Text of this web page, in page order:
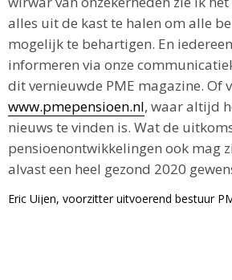
alles uit de kast te halen om alle
mogelijk te behartigen. En
informeren via onze
dit vernieuwde PME magazine. Of
www.pmepensioen.nl, waar altijd
nieuws te vinden is. Wat de
pensioenontwikkelingen ook mag
alvast een heel gezond 2020
Eric Uijen, voorzitter uitvoerend bestuur